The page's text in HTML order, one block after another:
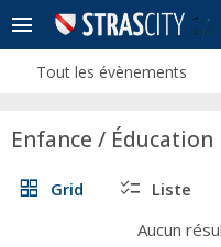
menu
Tout les évènements
Enfance / Éducation
grid_view Grid checklist Liste
Aucun